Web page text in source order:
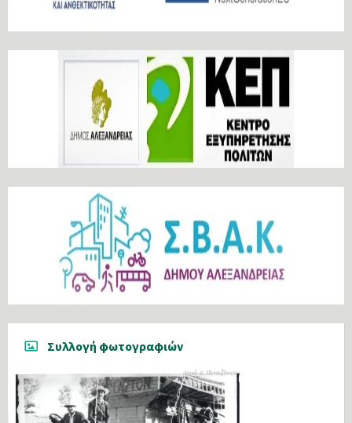
Συλλογή φωτογραφιών